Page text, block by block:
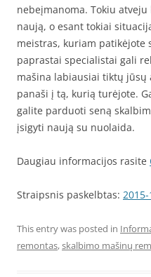
nebeįmanoma. Tokiu
naują, o esant tokiai
meistras, kuriam patikėjote
paprastai specialistai gali
mašina labiausiai tiktų
panaši į tą, kurią turėjote.
galite parduoti seną
įsigyti naują su nuolaida.
Daugiau informacijos rasite
Straipsnis paskelbtas:
This entry was posted in
remontas,skalbimo mašinų